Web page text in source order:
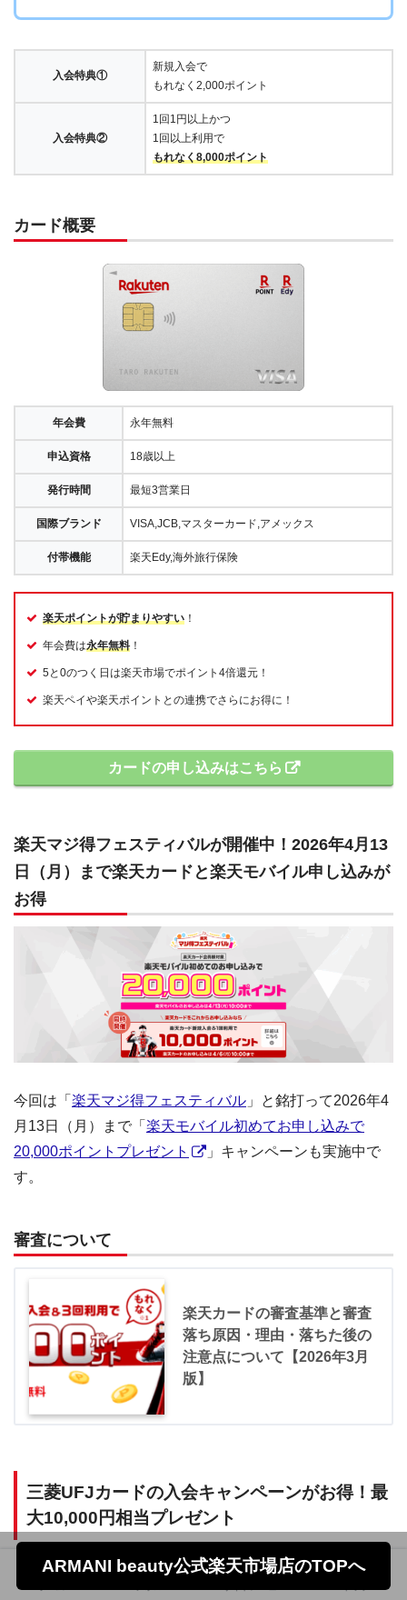
入会特典①
新規入会で
もれなく2,000ポイント
入会特典②
1回1円以上かつ
1回以上利用で
もれなく8,000ポイント
カード概要
年会費 永年無料
申込資格 18歳以上
発行時間 最短3営業日
国際ブランド VISA,JCB,マスターカード,アメックス
付帯機能 楽天Edy,海外旅行保険
楽天ポイントが貯まりやすい ！
年会費は永年無料 ！
5と0のつく日は楽天市場でポイント4倍還元！
楽天ペイや楽天ポイントとの連携でさらにお得に！
カードの申し込みはこちら
楽天マジ得フェスティバルが開催中！2026年4月13
日（月）まで楽天カードと楽天モバイル申し込みが
お得
今回は「 楽天マジ得フェスティバル 」と銘打って2026年4
月13日（月）まで「 楽天モバイル初めてお申し込みで
20,000ポイントプレゼント
」キャンペーンも実施中で
す。
審査について
楽天カードの審査基準と審査
落ち原因・理由・落ちた後の
注意点について【2026年3月
版】
三菱UFJカードの入会キャンペーンがお得！最
大10,000円相当プレゼント
ARMANI beauty公式楽天市場店のTOPへ